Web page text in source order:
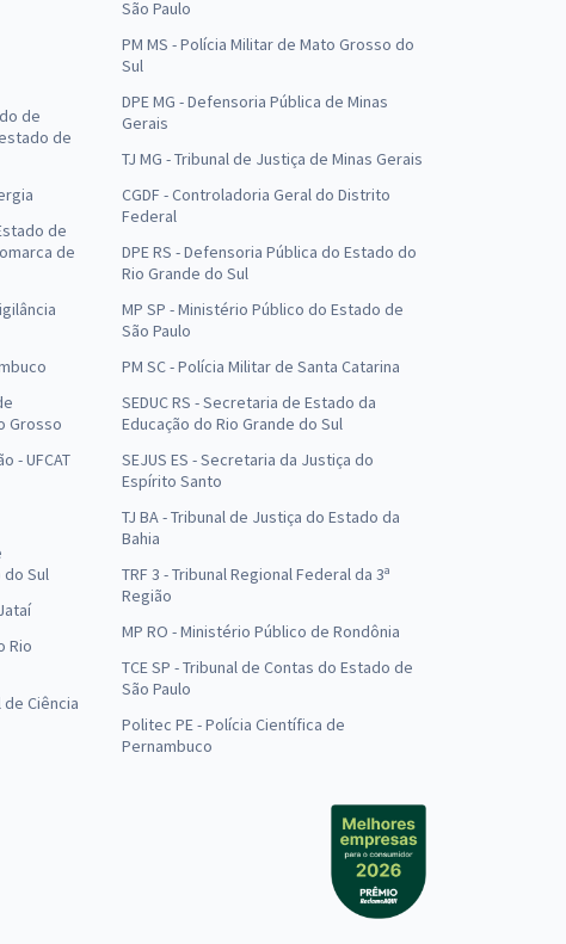
de
de
de
de
Grosso
- UFCAT
Sul
Rio
de Ciência
São Paulo
PM MS - Polícia Militar de Mato Grosso do
Sul
DPE MG - Defensoria Pública de Minas
Gerais
TJ MG - Tribunal de Justiça de Minas Gerais
CGDF - Controladoria Geral do Distrito
Federal
DPE RS - Defensoria Pública do Estado do
Rio Grande do Sul
MP SP - Ministério Público do Estado de
São Paulo
PM SC - Polícia Militar de Santa Catarina
SEDUC RS - Secretaria de Estado da
Educação do Rio Grande do Sul
SEJUS ES - Secretaria da Justiça do
Espírito Santo
TJ BA - Tribunal de Justiça do Estado da
Bahia
TRF 3 - Tribunal Regional Federal da 3ª
Região
MP RO - Ministério Público de Rondônia
TCE SP - Tribunal de Contas do Estado de
São Paulo
Politec PE - Polícia Científica de
Pernambuco